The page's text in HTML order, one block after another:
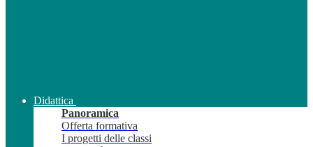
Didattica
Panoramica
Offerta formativa
I progetti delle classi